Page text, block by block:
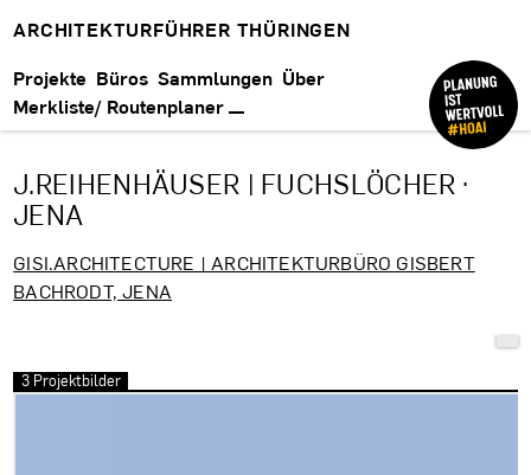
ARCHITEKTURFÜHRER THÜRINGEN
Projekte Büros Sammlungen Über
Merkliste/ Routenplaner
J.REIHENHÄUSER | FUCHSLÖCHER ·
JENA
GISI.ARCHITECTURE | ARCHITEKTURBÜRO GISBERT
BACHRODT, JENA
3 Projektbilder
Bilder überspringen